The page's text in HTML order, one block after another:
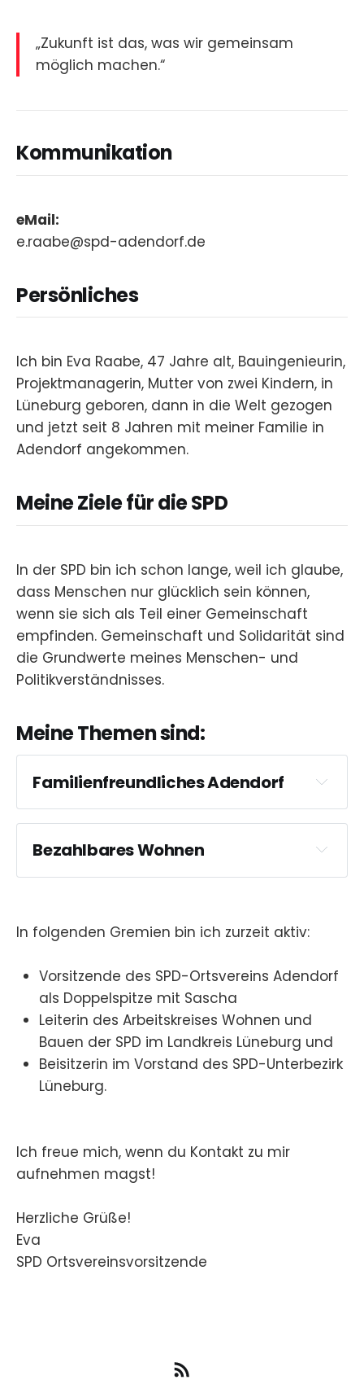
„Zukunft ist das, was wir gemeinsam
möglich machen.“
Kommunikation
eMail:
e.raabe@spd-adendorf.de
Persönliches
Ich bin Eva Raabe, 47 Jahre alt, Bauingenieurin,
Projektmanagerin, Mutter von zwei Kindern, in
Lüneburg geboren, dann in die Welt gezogen
und jetzt seit 8 Jahren mit meiner Familie in
Adendorf angekommen.
Meine Ziele für die SPD
In der SPD bin ich schon lange, weil ich glaube,
dass Menschen nur glücklich sein können,
wenn sie sich als Teil einer Gemeinschaft
empfinden. Gemeinschaft und Solidarität sind
die Grundwerte meines Menschen- und
Politikverständnisses.
Meine Themen sind:
Familienfreundliches Adendorf
Bezahlbares Wohnen
In folgenden Gremien bin ich zurzeit aktiv:
Vorsitzende des SPD-Ortsvereins Adendorf
als Doppelspitze mit Sascha
Leiterin des Arbeitskreises Wohnen und
Bauen der SPD im Landkreis Lüneburg und
Beisitzerin im Vorstand des SPD-Unterbezirk
Lüneburg.
Ich freue mich, wenn du Kontakt zu mir
aufnehmen magst!
Herzliche Grüße!
Eva
SPD Ortsvereinsvorsitzende